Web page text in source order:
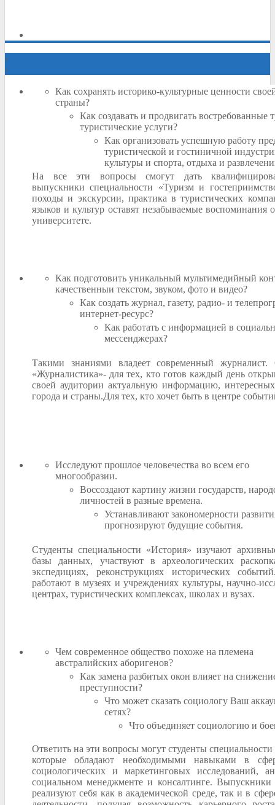
›
‹
Как сохранять историко-культурные ценности
страны?
Как создавать и продвигать востребованные
туристические услуги?
Как организовать успешную работу
туристической и гостиничной
культуры и спорта, отдыха и
На все эти вопросы смогут дать
выпускники специальности «Туризм и
походы и экскурсии, практика в туристических
языков и культур оставят незабываемые воспоминания
университете.
Как подготовить уникальный мультимедийный
качественныи текстом, звуком, фото и видео?
Как создать журнал, газету, радио- и
интернет-ресурс?
Как работать с информацией в
мессенджерах?
Такими знаниями владеет современный журналист.
«Журналистика»- для тех, кто готов каждый день
своей аудитории актуальную информацию,
города и страны.Для тех, кто хочет быть в центре
Исследуют прошлое человечества во всем его
многообразии.
Воссоздают картину жизни государств,
личностей в разные времена.
Устанавливают закономерности
прогнозируют будущие события.
Студенты специальности «История» изучают
базы данных, участвуют в археологических
экспедициях, реконструкциях исторических
работают в музеях и учреждениях культуры, научно-
центрах, туристических комплексах, школах и вузах.
Чем современное общество похоже на племена
австралийских аборигенов?
Как замена разбитых окон влияет на
преступности?
Что может сказать социологу Ваш
сетях?
Что объединяет социологию и
Ответить на эти вопросы могут студенты
которые обладают необходимыми навыками в
социологических и маркетинговых исследований,
социальном менеджменте и консалтинге. Выпускники
реализуют себя как в академической среде, так и в